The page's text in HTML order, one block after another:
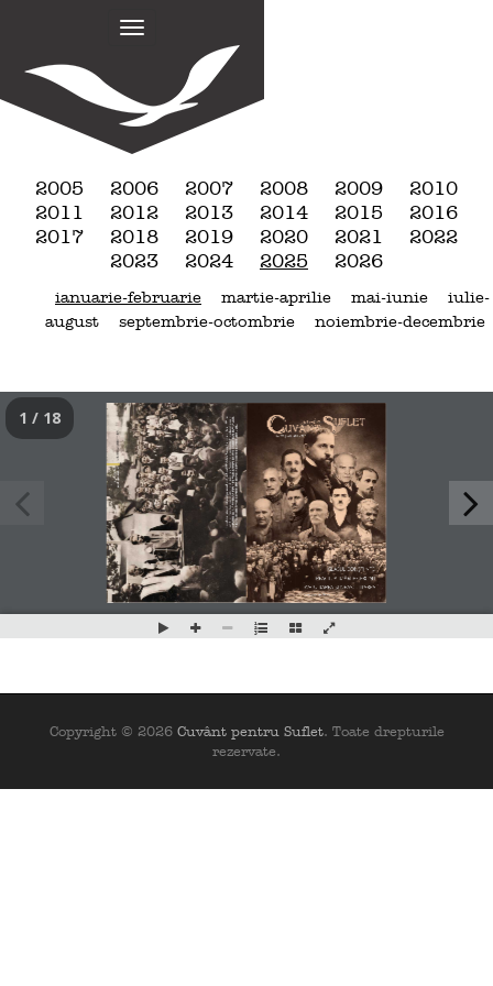
n
k
t
o
c
o
n
t
e
t
2005 2006 2007 2008 2009
2010
2011
2012 2013 2014 2015
2016
2017
2018 2019 2020 2021
2022
2023
2024 2025 2026
ianuarie-februarie martie-aprilie mai-iunie
iulie-
august
septembrie-octombrie noiembrie-decembrie
1 / 18
Copyright © 2026 Cuvânt pentru Suflet. Toate drepturile
rezervate.